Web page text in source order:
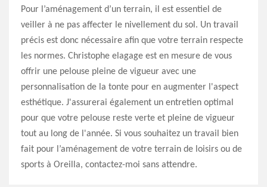
Pour l’aménagement d’un terrain, il est essentiel de
veiller à ne pas affecter le nivellement du sol. Un travail
précis est donc nécessaire afin que votre terrain respecte
les normes. Christophe elagage est en mesure de vous
offrir une pelouse pleine de vigueur avec une
personnalisation de la tonte pour en augmenter l'aspect
esthétique. J'assurerai également un entretien optimal
pour que votre pelouse reste verte et pleine de vigueur
tout au long de l'année. Si vous souhaitez un travail bien
fait pour l’aménagement de votre terrain de loisirs ou de
sports à Oreilla, contactez-moi sans attendre.